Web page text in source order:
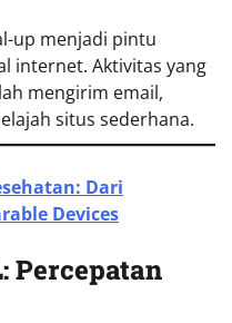
up menjadi pintu
internet. Aktivitas yang
mengirim email,
situs sederhana.
Dari
Devices
Percepatan